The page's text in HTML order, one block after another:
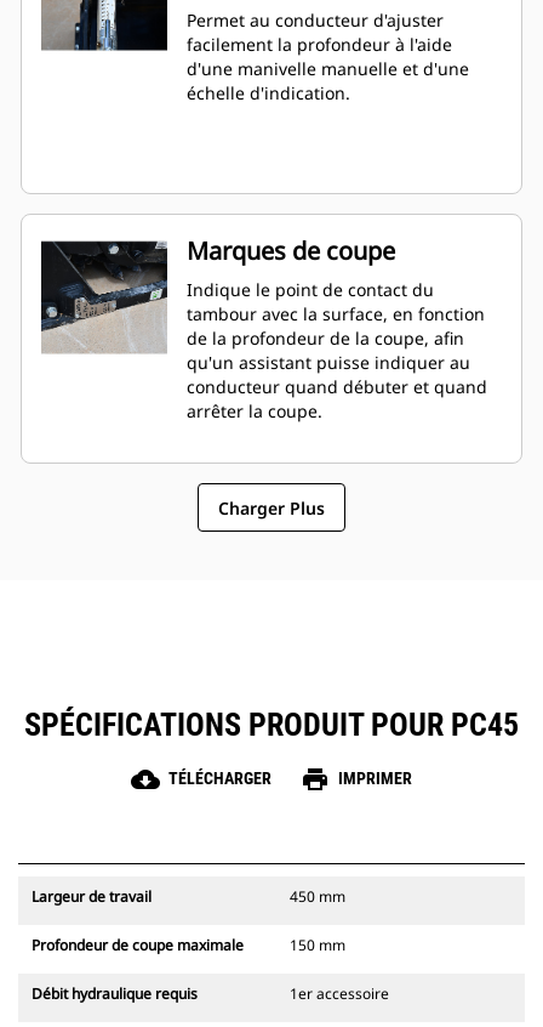
Permet au conducteur d'ajuster
facilement la profondeur à l'aide
d'une manivelle manuelle et d'une
échelle d'indication.
Marques de coupe
Indique le point de contact du
tambour avec la surface, en fonction
de la profondeur de la coupe, afin
qu'un assistant puisse indiquer au
conducteur quand débuter et quand
arrêter la coupe.
Charger Plus
SPÉCIFICATIONS PRODUIT POUR PC45
cloud_download TÉLÉCHARGER print IMPRIMER
Largeur de travail 450 mm
Profondeur de coupe maximale 150 mm
Débit hydraulique requis 1er accessoire